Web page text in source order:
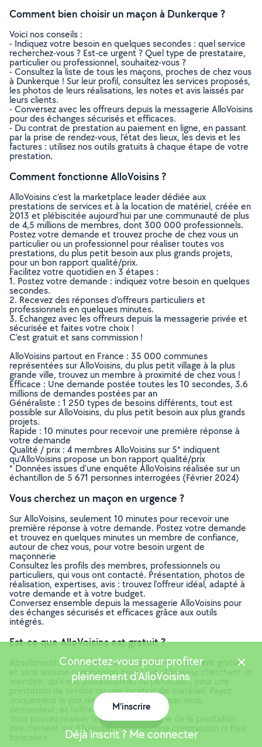
Comment bien choisir un maçon à Dunkerque ?
Voici nos conseils :
- Indiquez votre besoin en quelques secondes : quel service
recherchez-vous ? Est-ce urgent ? Quel type de prestataire,
particulier ou professionnel, souhaitez-vous ?
- Consultez la liste de tous les maçons, proches de chez vous
à Dunkerque ! Sur leur profil, consultez les services proposés,
les photos de leurs réalisations, les notes et avis laissés par
leurs clients.
- Conversez avec les offreurs depuis la messagerie AlloVoisins
pour des échanges sécurisés et efficaces.
- Du contrat de prestation au paiement en ligne, en passant
par la prise de rendez-vous, l’état des lieux, les devis et les
factures : utilisez nos outils gratuits à chaque étape de votre
prestation.
Comment fonctionne AlloVoisins ?
AlloVoisins c’est la marketplace leader dédiée aux
prestations de services et à la location de matériel, créée en
2013 et plébiscitée aujourd’hui par une communauté de plus
de 4,5 millions de membres, dont 300 000 professionnels.
Postez votre demande et trouvez proche de chez vous un
particulier ou un professionnel pour réaliser toutes vos
prestations, du plus petit besoin aux plus grands projets,
pour un bon rapport qualité/prix.
Facilitez votre quotidien en 3 étapes :
1. Postez votre demande : indiquez votre besoin en quelques
secondes.
2. Recevez des réponses d’offreurs particuliers et
professionnels en quelques minutes.
3. Echangez avec les offreurs depuis la messagerie privée et
sécurisée et faites votre choix !
C’est gratuit et sans commission !
AlloVoisins partout en France : 35 000 communes
représentées sur AlloVoisins, du plus petit village à la plus
grande ville, trouvez un membre à proximité de chez vous !
Efficace : Une demande postée toutes les 10 secondes, 3.6
millions de demandes postées par an
Généraliste : 1 250 types de besoins différents, tout est
possible sur AlloVoisins, du plus petit besoin aux plus grands
projets.
Rapide : 10 minutes pour recevoir une première réponse à
votre demande
Qualité / prix : 4 membres AlloVoisins sur 5* indiquent
qu’AlloVoisins propose un bon rapport qualité/prix
* Données issues d’une enquête AlloVoisins réalisée sur un
échantillon de 5 671 personnes interrogées (Février 2024)
Vous cherchez un maçon en urgence ?
Sur AlloVoisins, seulement 10 minutes pour recevoir une
première réponse à votre demande. Postez votre demande
et trouvez en quelques minutes un membre de confiance,
autour de chez vous, pour votre besoin urgent de
maçonnerie
Consultez les profils des membres, professionnels ou
particuliers, qui vous ont contacté. Présentation, photos de
réalisation, expertises, avis : trouvez l'offreur idéal, adapté à
votre demande et à votre budget.
Conversez ensemble depuis la messagerie AlloVoisins pour
des échanges sécurisés et efficaces grâce aux outils
intégrés.
Est-ce que AlloVoisins est gratuit ?
Absolument ! AlloVoisins est un service entièrement gratuit
et sans aucune commission pour tout utilisateur cherchant un
membre, qu’il soit professionnel ou particulier, pour une
prestation de service ou une location de matériel. Payez
uniquement le prix de la prestation, fixé par vous,
demandeur, et l’offreur.
Vous pouvez réaliser le paiement en ligne de la prestation
directement sur AlloVoisins, sans aucune commission ni frais
Connectez-vous pour profiter
pleinement d'AlloVoisins
M'inscrire
Déjà inscrit ? Me connecter